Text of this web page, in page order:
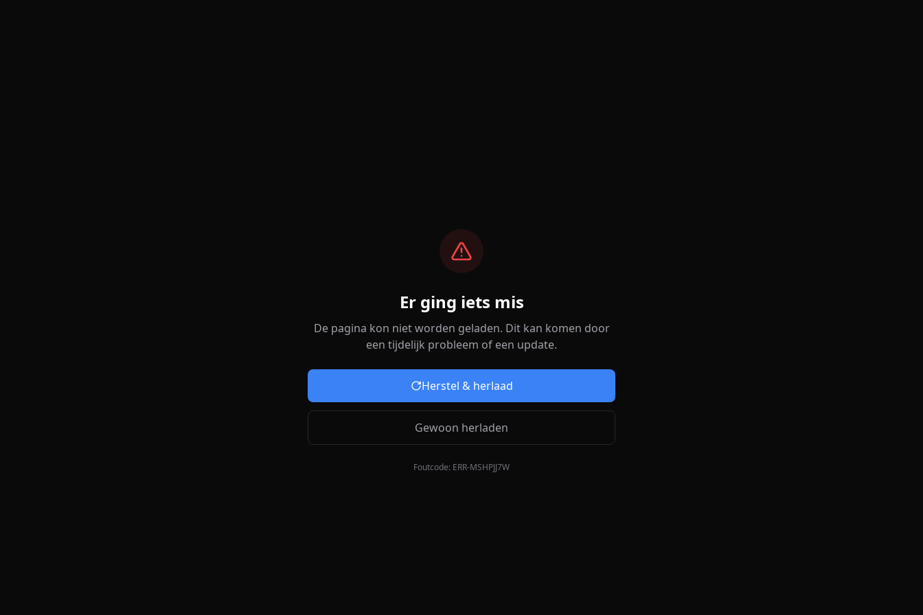
Er ging iets mis
De pagina kon niet worden geladen. Dit kan komen door
een tijdelijk probleem of een update.
Herstel & herlaad
Gewoon herladen
Foutcode: ERR-MSHPJJ7W